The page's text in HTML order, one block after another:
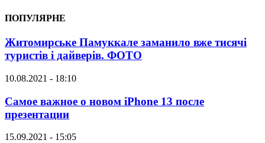
ПОПУЛЯРНЕ
Житомирське Памуккале заманило вже тисячі
туристів і дайверів. ФОТО
10.08.2021 - 18:10
Самое важное о новом iPhone 13 после
презентации
15.09.2021 - 15:05